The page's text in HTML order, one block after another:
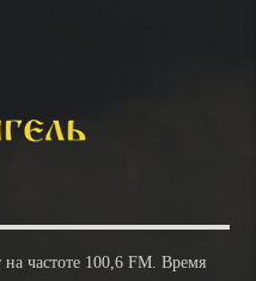
частоте 100,6 FM. Время